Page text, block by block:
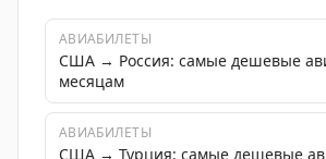
АВИАБИЛЕТЫ
США → Россия: самые дешевые
месяцам
АВИАБИЛЕТЫ
США → Турция: самые дешевые